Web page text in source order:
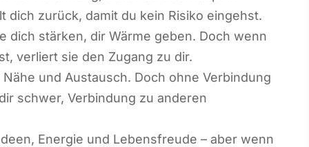
dich zurück, damit du kein Risiko eingehst.
dich stärken, dir Wärme geben. Doch wenn
verliert sie den Zugang zu dir.
Nähe und Austausch. Doch ohne Verbindung
schwer, Verbindung zu anderen
Energie und Lebensfreude – aber wenn